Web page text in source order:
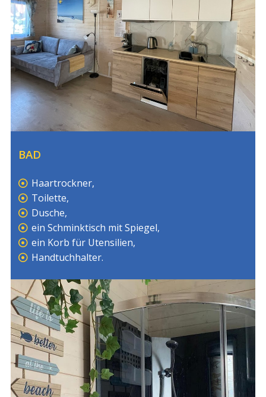
BAD
Haartrockner,
Toilette,
Dusche,
ein Schminktisch mit Spiegel,
ein Korb für Utensilien,
Handtuchhalter.